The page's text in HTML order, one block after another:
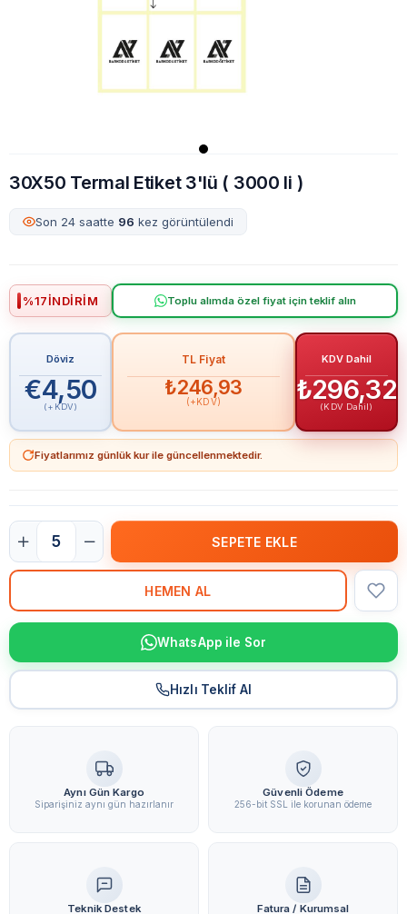
30X50 Termal Etiket 3'lü ( 3000 li )
Son 24 saatte 96 kez görüntülendi
%17İNDIRIM Toplu alımda özel fiyat için teklif alın
Döviz
€4,50
(+KDV)
TL Fiyat
₺246,93
(+KDV)
KDV Dahil
₺296,32
(KDV Dahil)
Fiyatlarımız günlük kur ile güncellenmektedir.
WhatsApp ile Sor
Hızlı Teklif Al
Aynı Gün Kargo
Siparişiniz aynı gün hazırlanır
Güvenli Ödeme
256-bit SSL ile korunan ödeme
Teknik Destek Fatura / Kurumsal